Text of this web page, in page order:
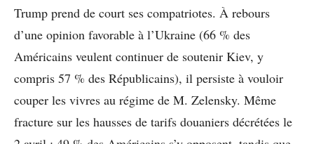
Trump prend de court ses compatriotes. À rebours
d’une opinion favorable à l’Ukraine (66 % des
Américains veulent continuer de soutenir Kiev, y
compris 57 % des Républicains), il persiste à vouloir
couper les vivres au régime de M. Zelensky. Même
fracture sur les hausses de tarifs douaniers décrétées le